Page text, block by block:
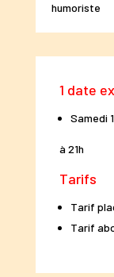
humoriste
1 date
Samedi
à 21h
Tarifs
Tarif
Tarif